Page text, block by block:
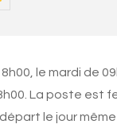
le mardi de
La poste est
le jour